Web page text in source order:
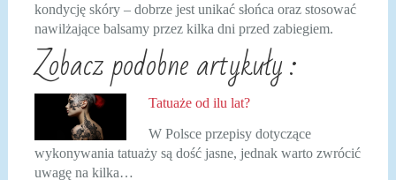
kondycję skóry – dobrze jest unikać słońca oraz stosować
nawilżające balsamy przez kilka dni przed zabiegiem.
Zobacz podobne artykuły :
Tatuaże od ilu lat?
W Polsce przepisy dotyczące
wykonywania tatuaży są dość jasne, jednak warto zwrócić
uwagę na kilka…